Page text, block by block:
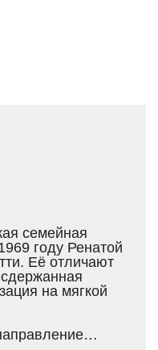
семейная
году Ренатой
Её отличают
на мягкой